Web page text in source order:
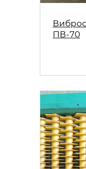
ПВ-70